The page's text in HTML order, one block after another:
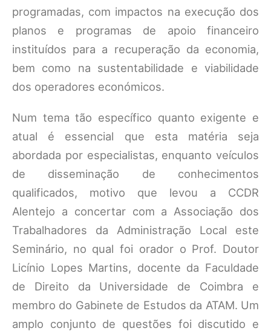
programadas, com impactos na execução dos
planos e programas de apoio financeiro
instituídos para a recuperação da economia,
bem como na sustentabilidade e viabilidade
dos operadores económicos.
Num tema tão específico quanto exigente e
atual é essencial que esta matéria seja
abordada por especialistas, enquanto veículos
de disseminação de conhecimentos
qualificados, motivo que levou a CCDR
Alentejo a concertar com a Associação dos
Trabalhadores da Administração Local este
Seminário, no qual foi orador o Prof. Doutor
Licínio Lopes Martins, docente da Faculdade
de Direito da Universidade de Coimbra e
membro do Gabinete de Estudos da ATAM. Um
amplo conjunto de questões foi discutido e